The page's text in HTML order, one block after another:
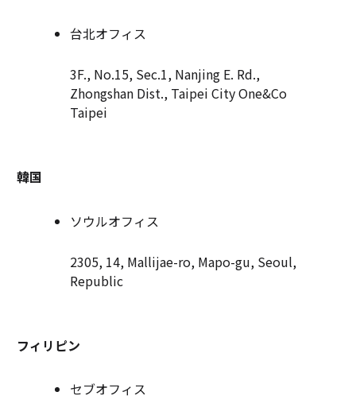
台北オフィス
3F., No.15, Sec.1, Nanjing E. Rd.,
Zhongshan Dist., Taipei City One&Co
Taipei
韓国
ソウルオフィス
2305, 14, Mallijae-ro, Mapo-gu, Seoul,
Republic
フィリピン
セブオフィス